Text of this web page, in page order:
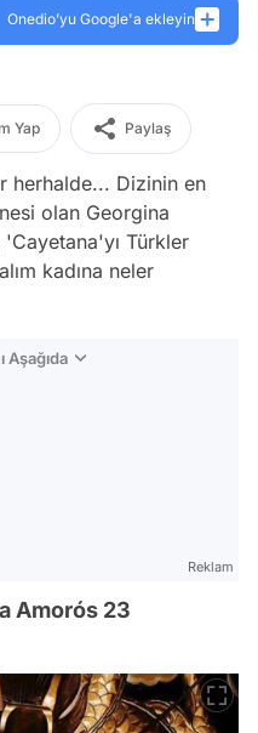
Onedio’yu Google'a ekleyin
Yap Paylaş
herhalde... Dizinin en
olan Georgina
Türkler
kadına neler
Aşağıda
Reklam
Amorós 23